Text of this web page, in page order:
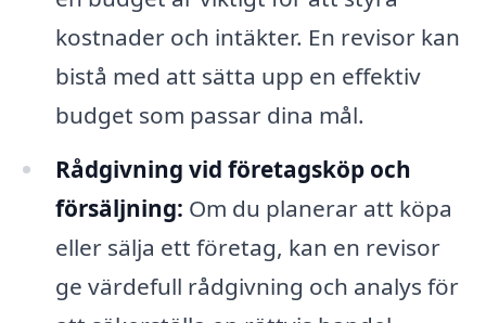
kostnader och intäkter. En revisor kan
bistå med att sätta upp en effektiv
budget som passar dina mål.
Rådgivning vid företagsköp och
försäljning: Om du planerar att köpa
eller sälja ett företag, kan en revisor
ge värdefull rådgivning och analys för